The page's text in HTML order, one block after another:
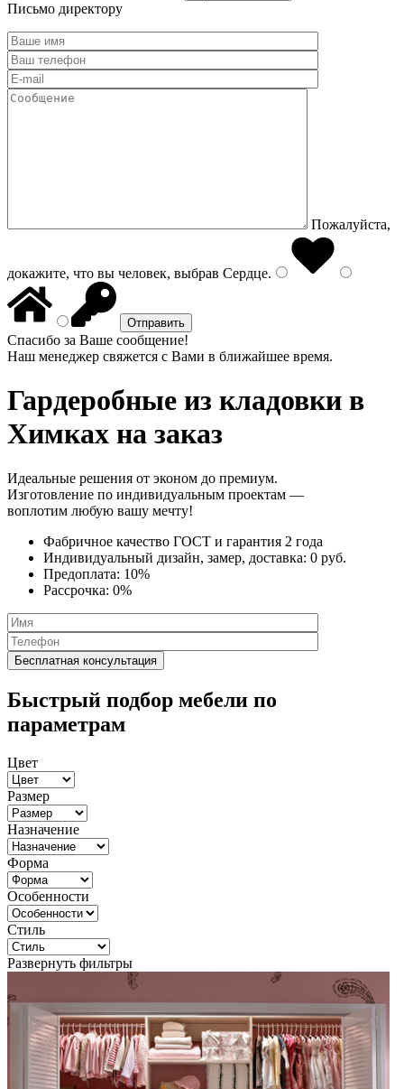
Письмо директору
Пожалуйста,
докажите, что вы человек, выбрав Сердце.
Спасибо за Ваше сообщение!
Наш менеджер свяжется с Вами в ближайшее время.
Гардеробные из кладовки в
Химках на заказ
Идеальные решения от эконом до премиум.
Изготовление по индивидуальным проектам —
воплотим любую вашу мечту!
Фабричное качество ГОСТ и гарантия 2 года
Индивидуальный дизайн, замер, доставка: 0 руб.
Предоплата: 10%
Рассрочка: 0%
Быстрый подбор мебели по
параметрам
Цвет
Размер
Назначение
Форма
Особенности
Стиль
Развернуть фильтры